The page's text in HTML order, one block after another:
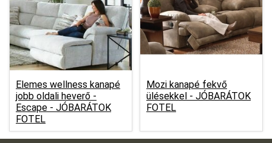
Elemes wellness kanapé
jobb oldali heverő -
Escape - JÓBARÁTOK
FOTEL
Mozi kanapé fekvő
ülésekkel - JÓBARÁTOK
FOTEL